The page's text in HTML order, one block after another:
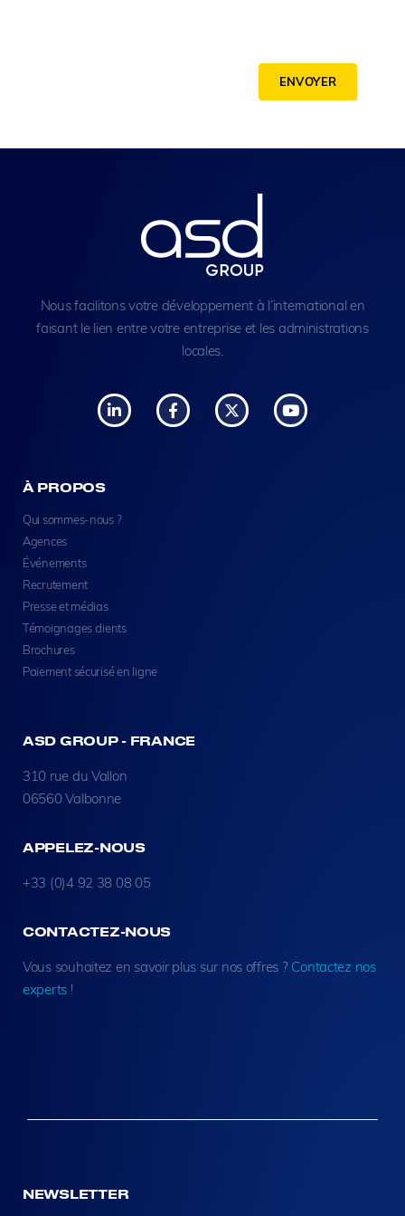
ENVOYER
Nous facilitons votre développement à l’international en
faisant le lien entre votre entreprise et les administrations
locales.
À PROPOS
Qui sommes-nous ?
Agences
Événements
Recrutement
Presse et médias
Témoignages clients
Brochures
Paiement sécurisé en ligne
ASD GROUP - FRANCE
310 rue du Vallon
06560 Valbonne
APPELEZ-NOUS
+33 (0)4 92 38 08 05
CONTACTEZ-NOUS
Vous souhaitez en savoir plus sur nos offres ? Contactez nos
experts !
NEWSLETTER